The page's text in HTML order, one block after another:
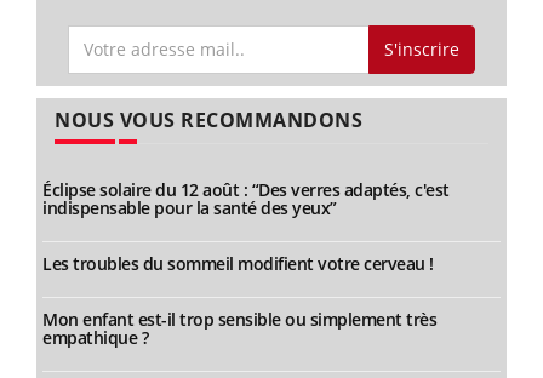
S'inscrire
NOUS VOUS RECOMMANDONS
Éclipse solaire du 12 août : “Des verres adaptés, c'est
indispensable pour la santé des yeux”
Les troubles du sommeil modifient votre cerveau !
Mon enfant est-il trop sensible ou simplement très
empathique ?